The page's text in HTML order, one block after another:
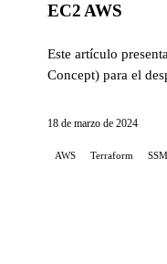
EC2 AWS
Este artículo
Concept) para el
orquestar la infrast...
18 de marzo de 2024
AWS Terraform SSM